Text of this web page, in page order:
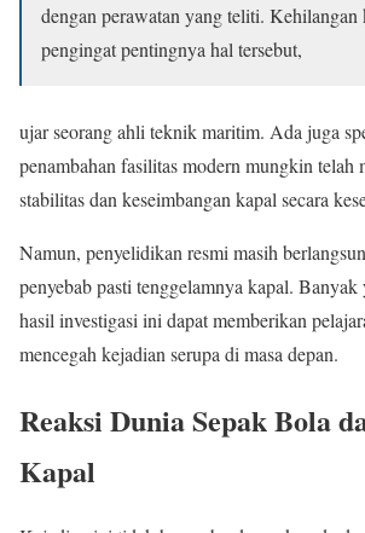
dengan perawatan yang teliti. Kehilangan
pengingat pentingnya hal tersebut,
ujar seorang ahli teknik maritim. Ada juga
penambahan fasilitas modern mungkin telah
stabilitas dan keseimbangan kapal secara
Namun, penyelidikan resmi masih
penyebab pasti tenggelamnya kapal. Banyak
hasil investigasi ini dapat memberikan
mencegah kejadian serupa di masa depan.
Reaksi Dunia Sepak Bola
Kapal